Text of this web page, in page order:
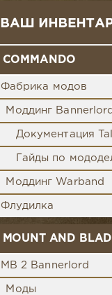
COMMANDO
Фабрика модов
Моддинг Bannerlord
Документация
Гайды по
Моддинг Warband
Флудилка
MOUNT AND
MB 2 Bannerlord
Моды